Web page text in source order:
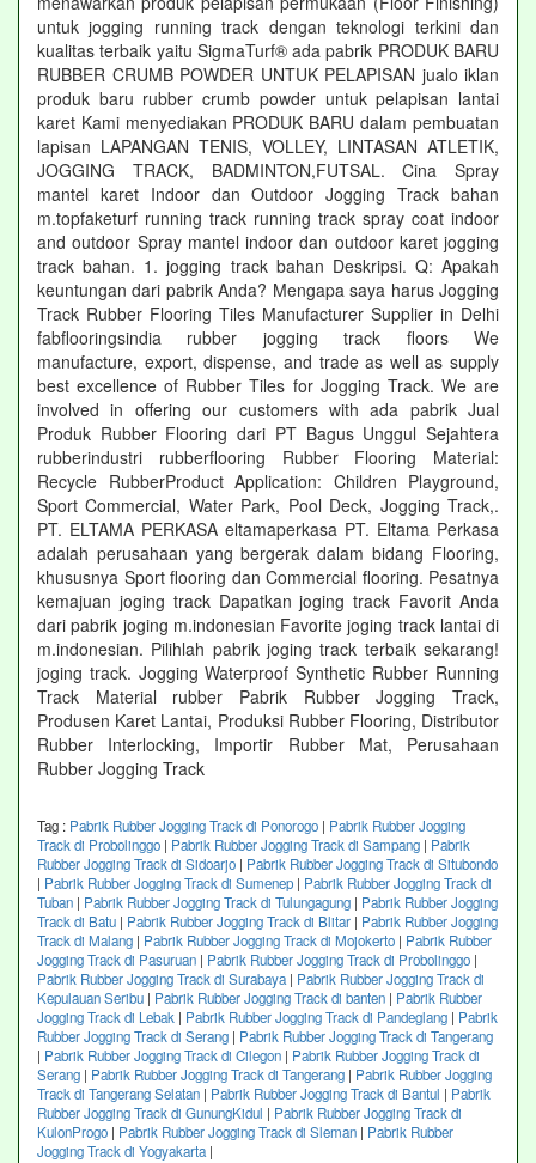
untuk jogging running track dengan teknologi terkini dan
kualitas terbaik yaitu SigmaTurf® ada pabrik PRODUK BARU
RUBBER CRUMB POWDER UNTUK PELAPISAN jualo iklan
produk baru rubber crumb powder untuk pelapisan lantai
karet Kami menyediakan PRODUK BARU dalam pembuatan
lapisan LAPANGAN TENIS, VOLLEY, LINTASAN ATLETIK,
JOGGING TRACK, BADMINTON,FUTSAL. Cina Spray
mantel karet Indoor dan Outdoor Jogging Track bahan
m.topfaketurf running track running track spray coat indoor
and outdoor Spray mantel indoor dan outdoor karet jogging
track bahan. 1. jogging track bahan Deskripsi. Q: Apakah
keuntungan dari pabrik Anda? Mengapa saya harus Jogging
Track Rubber Flooring Tiles Manufacturer Supplier in Delhi
fabflooringsindia rubber jogging track floors We
manufacture, export, dispense, and trade as well as supply
best excellence of Rubber Tiles for Jogging Track. We are
involved in offering our customers with ada pabrik Jual
Produk Rubber Flooring dari PT Bagus Unggul Sejahtera
rubberindustri rubberflooring Rubber Flooring Material:
Recycle RubberProduct Application: Children Playground,
Sport Commercial, Water Park, Pool Deck, Jogging Track,.
PT. ELTAMA PERKASA eltamaperkasa PT. Eltama Perkasa
adalah perusahaan yang bergerak dalam bidang Flooring,
khususnya Sport flooring dan Commercial flooring. Pesatnya
kemajuan joging track Dapatkan joging track Favorit Anda
dari pabrik joging m.indonesian Favorite joging track lantai di
m.indonesian. Pilihlah pabrik joging track terbaik sekarang!
joging track. Jogging Waterproof Synthetic Rubber Running
Track Material rubber Pabrik Rubber Jogging Track,
Produsen Karet Lantai, Produksi Rubber Flooring, Distributor
Rubber Interlocking, Importir Rubber Mat, Perusahaan
Rubber Jogging Track
Tag : Pabrik Rubber Jogging Track di Ponorogo | Pabrik Rubber Jogging
Track di Probolinggo | Pabrik Rubber Jogging Track di Sampang | Pabrik
Rubber Jogging Track di Sidoarjo | Pabrik Rubber Jogging Track di Situbondo
| Pabrik Rubber Jogging Track di Sumenep | Pabrik Rubber Jogging Track di
Tuban | Pabrik Rubber Jogging Track di Tulungagung | Pabrik Rubber Jogging
Track di Batu | Pabrik Rubber Jogging Track di Blitar | Pabrik Rubber Jogging
Track di Malang | Pabrik Rubber Jogging Track di Mojokerto | Pabrik Rubber
Jogging Track di Pasuruan | Pabrik Rubber Jogging Track di Probolinggo |
Pabrik Rubber Jogging Track di Surabaya| Pabrik Rubber Jogging Track di
Kepulauan Seribu | Pabrik Rubber Jogging Track di banten | Pabrik Rubber
Jogging Track di Lebak | Pabrik Rubber Jogging Track di Pandeglang | Pabrik
Rubber Jogging Track di Serang | Pabrik Rubber Jogging Track di Tangerang
| Pabrik Rubber Jogging Track di Cilegon | Pabrik Rubber Jogging Track di
Serang | Pabrik Rubber Jogging Track di Tangerang | Pabrik Rubber Jogging
Track di Tangerang Selatan | Pabrik Rubber Jogging Track di Bantul | Pabrik
Rubber Jogging Track di GunungKidul | Pabrik Rubber Jogging Track di
KulonProgo | Pabrik Rubber Jogging Track di Sleman | Pabrik Rubber
Jogging Track di Yogyakarta|